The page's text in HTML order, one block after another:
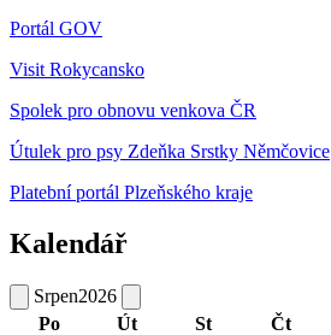
Portál GOV
Visit Rokycansko
Spolek pro obnovu venkova ČR
Útulek pro psy Zdeňka Srstky Němčovice
Platební portál Plzeňského kraje
Kalendář
Srpen2026
Po
Út St Čt